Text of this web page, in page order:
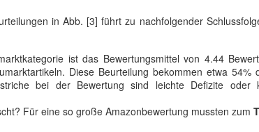
in Abb. [3] führt zu nachfolgender
ist das Bewertungsmittel von 4.44
Diese Beurteilung bekommen etwa 54%
bei der Bewertung sind leichte Defizite oder
Für eine so große Amazonbewertung mussten zum